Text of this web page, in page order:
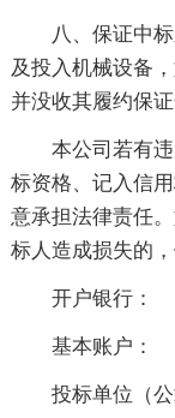
八、保证中
及投入机械设备
并没收其履约保证
本公司若有
标资格、记入信
意承担法律责任
标人造成损失的
开户银行：
基本账户：
投标单位（公